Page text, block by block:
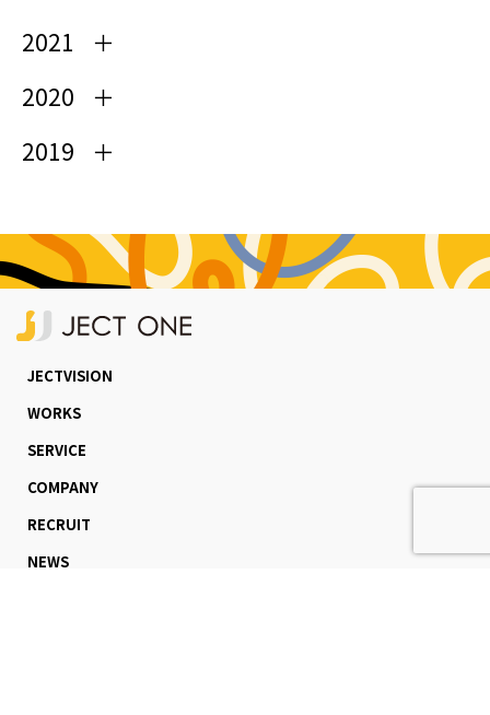
2021
2020
2019
JECTVISION
WORKS
SERVICE
COMPANY
RECRUIT
NEWS